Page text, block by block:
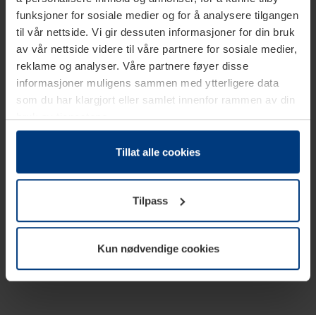
funksjoner for sosiale medier og for å analysere tilgangen
til vår nettside. Vi gir dessuten informasjoner for din bruk
av vår nettside videre til våre partnere for sosiale medier,
reklame og analyser. Våre partnere føyer disse
informasjoner muligens sammen med ytterligere data
som du har klargjort eller samlet innenfor rammen av din
bruk av tjenestene.
Etter loven kan vi lagre informasjonskapsler på din
datamaskin, hvis disse er absolutt nødvendig for drift av
trenger vi din tillatelse. Du kan når som helst endre eller
tilbakekalle ditt samtykke i forklaringen av
informasjonskapselen på sidenPersonvernerklæringpå
Tillat alle cookies
Tilpass
Kun nødvendige cookies